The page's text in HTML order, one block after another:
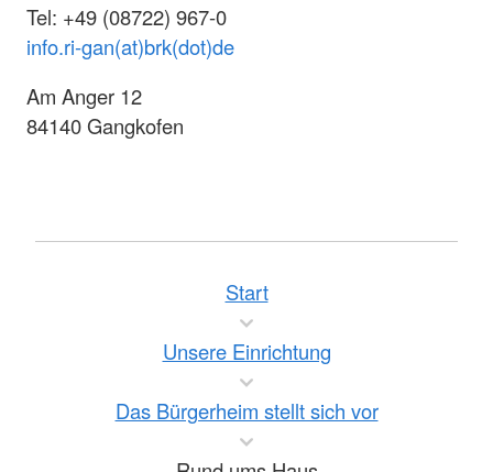
Tel: +49 (08722) 967-0
info.ri-gan(at)brk(dot)de
Am Anger 12
84140 Gangkofen
Start
Unsere Einrichtung
Das Bürgerheim stellt sich vor